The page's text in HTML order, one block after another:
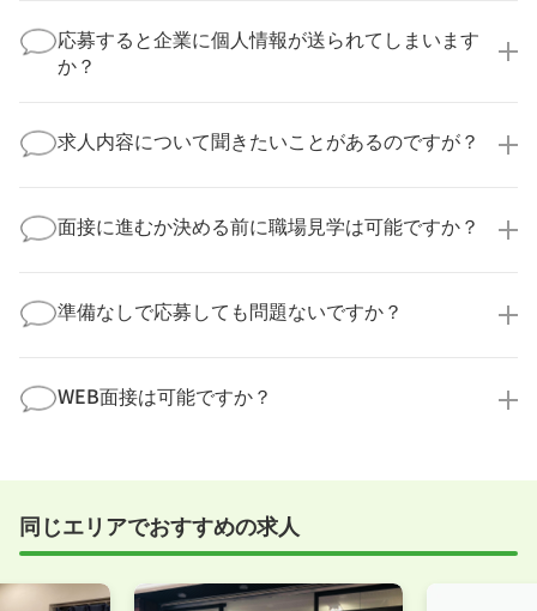
実際に医療キャリアナビを利用して転職に成功した方
の多くは、複数応募して自分に合った職場を選ばれて
います。
応募すると企業に個人情報が送られてしまいます
か？
業様に個人情報が送られることはありません！
より詳細な求人情報をご確認いただいた上で、転職希
求人内容について聞きたいことがあるのですが？
してお答えいたします。
勤務体制や職場の雰囲気、研修制度など、どんな小さ
す！
面接に進むか決める前に職場見学は可能ですか？
積極的に受け入れています。実際の職場環境や働く人
の様子を見ることで、より安心してご判断いただけま
ださい！
準備なしで応募しても問題ないですか？
まで、一からサポートいたします。「転職を考え始め
たばかり」「何から始めればいいか分からない」とい
WEB面接は可能ですか？
すめしていますが、企業様によってはWEB面接を導入
事前に確認することは可能ですので、お気軽にお申し
付けください！
同じエリアでおすすめの求人